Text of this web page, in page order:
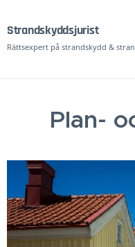
Strandskyddsjurist
Rättsexpert på strandskydd &
Plan-